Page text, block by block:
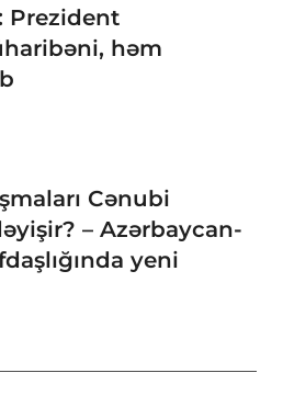
Prezident
həm
Cənubi
– Azərbaycan-
yeni